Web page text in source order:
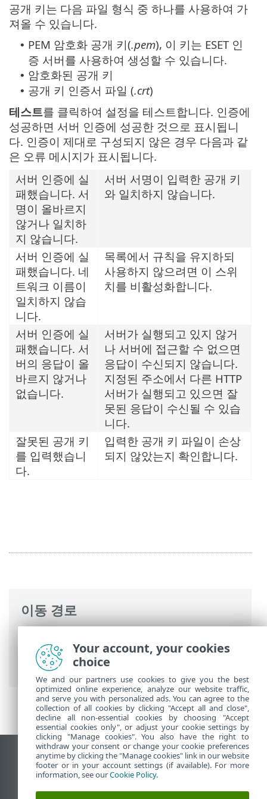
이동 경로
고급 설정
>네트워크 접근 보호>네트워크
연결 윤곽
> 네트워크 추가
공개 키는 다음 파일 형식 중 하나를 사용하여 가
져올 수 있습니다.
• PEM 암호화 공개 키(.pem), 이 키는 ESET 인
증 서버를 사용하여 생성할 수 있습니다.
• 암호화된 공개 키
• 공개 키 인증서 파일 (.crt)
테스트를 클릭하여 설정을 테스트합니다. 인증에
성공하면 서버 인증에 성공한 것으로 표시됩니
다. 인증이 제대로 구성되지 않은 경우 다음과 같
은 오류 메시지가 표시됩니다.
서버 인증에 실
패했습니다. 서
명이 올바르지
않거나 일치하
지 않습니다.
서버 서명이 입력한 공개 키
와 일치하지 않습니다.
서버 인증에 실
패했습니다. 네
트워크 이름이
일치하지 않습
니다.
목록에서 규칙을 유지하되
사용하지 않으려면 이 스위
치를 비활성화합니다.
서버 인증에 실
패했습니다. 서
버의 응답이 올
바르지 않거나
없습니다.
서버가 실행되고 있지 않거
나 서버에 접근할 수 없으면
응답이 수신되지 않습니다.
지정된 주소에서 다른 HTTP
서버가 실행되고 있으면 잘
못된 응답이 수신될 수 있습
니다.
잘못된 공개 키
를 입력했습니
다.
입력한 공개 키 파일이 손상
되지 않았는지 확인합니다.
데스크톱 사이트 보기
End of Life
ESET 지식 베이스
Your account, your cookies
choice
We and our partners use cookies to give you the best
optimized online experience, analyze our website traffic,
and serve you with personalized ads. You can agree to the
collection of all cookies by clicking "Accept all and close",
decline all non-essential cookies by choosing "Accept
essential cookies only", or adjust your cookie settings by
clicking "Manage cookies". You also have the right to
withdraw your consent or change your cookie preferences
anytime by clicking the "Manage cookies" link in our website
footer or in your account settings (if available). For more
information, see ourCookie Policy.